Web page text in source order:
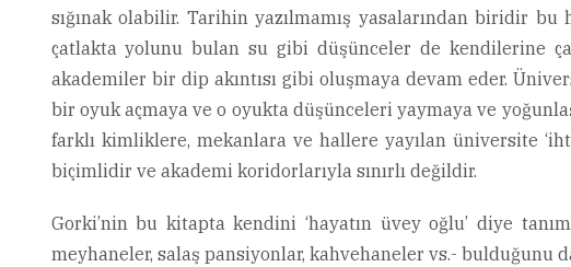
sığınak olabilir. Tarihin yazılmamış yasalarından biridir
çatlakta yolunu bulan su gibi düşünceler de kendilerine
akademiler bir dip akıntısı gibi oluşmaya devam eder.
bir oyuk açmaya ve o oyukta düşünceleri yaymaya ve
farklı kimliklere, mekanlara ve hallere yayılan üniversite
biçimlidir ve akademi koridorlarıyla sınırlı değildir.
Gorki’nin bu kitapta kendini ‘hayatın üvey oğlu’ diye
meyhaneler, salaş pansiyonlar, kahvehaneler vs.-